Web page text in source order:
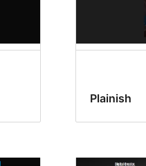
Plainish